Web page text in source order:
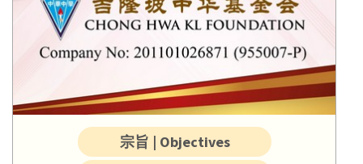
宗旨 | Objectives